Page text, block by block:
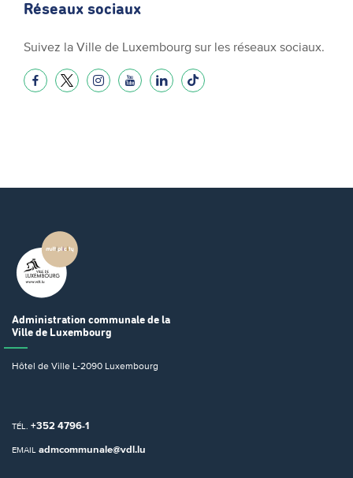
Réseaux sociaux
Suivez la Ville de Luxembourg sur les réseaux sociaux.
Administration communale de la
Ville de Luxembourg
Hôtel de Ville L-2090 Luxembourg
TÉL. +352 4796-1
EMAIL admcommunale@vdl.lu